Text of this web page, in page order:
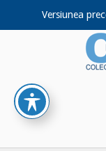
Versiunea